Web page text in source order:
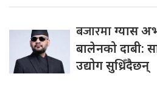
बजारमाग्यास
बालेनको दाबी:
उद्योग सुध्रिँदैछन्